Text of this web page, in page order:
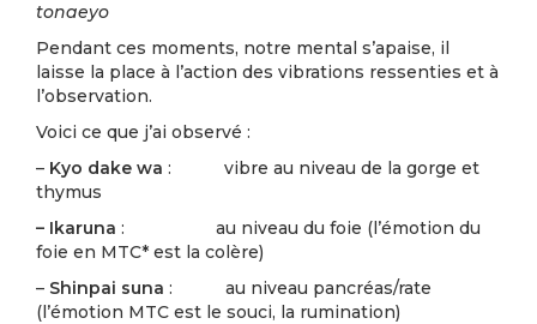
tonaeyo
Pendant ces moments, notre mental s’apaise, il
laisse la place à l’action des vibrations ressenties et à
l’observation.
Voici ce que j’ai observé :
– Kyo dake wa : vibre au niveau de la gorge et
thymus
– Ikaruna : au niveau du foie (l’émotion du
foie en MTC* est la colère)
– Shinpai suna : au niveau pancréas/rate
(l’émotion MTC est le souci, la rumination)